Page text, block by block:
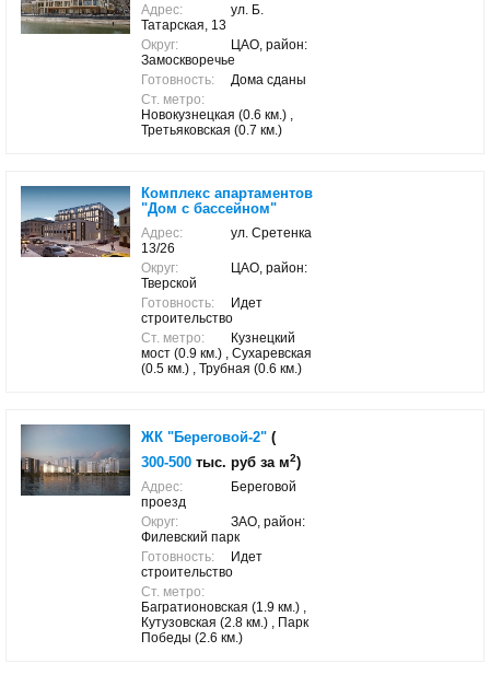
Адрес:
ул. Б.
Татарская, 13
Округ:
ЦАО, район:
Замоскворечье
Готовность:
Дома сданы
Ст. метро:
Новокузнецкая (0.6 км.) ,
Третьяковская (0.7 км.)
Комплекс апартаментов
"Дом с бассейном"
Адрес:
ул. Сретенка
13/26
Округ:
ЦАО, район:
Тверской
Готовность:
Идет
строительство
Ст. метро:
Кузнецкий
мост (0.9 км.) , Сухаревская
(0.5 км.) , Трубная (0.6 км.)
ЖК "Береговой-2" (
300-500 тыс. руб за м2)
Адрес:
Береговой
проезд
Округ:
ЗАО, район:
Филевский парк
Готовность:
Идет
строительство
Ст. метро:
Багратионовская (1.9 км.) ,
Кутузовская (2.8 км.) , Парк
Победы (2.6 км.)